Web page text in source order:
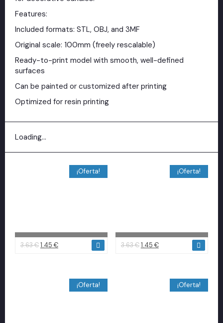
Features:
Included formats: STL, OBJ, and 3MF
Original scale: 100mm (freely rescalable)
Ready-to-print model with smooth, well-defined
surfaces
Can be painted or customized after printing
Optimized for resin printing
Loading...
¡Oferta!
3.63€1.45€
¡Oferta!
3.63€1.45€
¡Oferta! ¡Oferta!